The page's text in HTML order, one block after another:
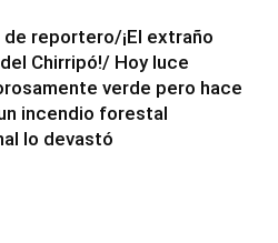
de reportero/¡El extraño
Chirripó!/ Hoy luce
verde pero hace
incendio forestal
lo devastó